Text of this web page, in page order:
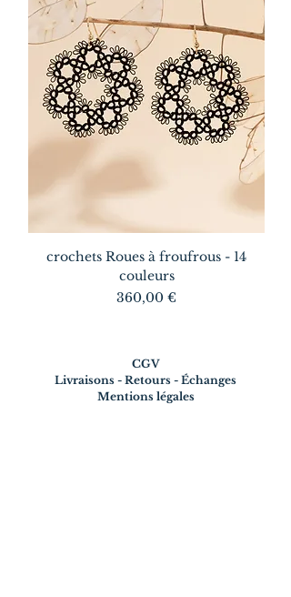
crochets Roues à froufrous - 14
couleurs
Prix
360,00 €
CGV
Livraisons - Retours - Échanges
Mentions légales